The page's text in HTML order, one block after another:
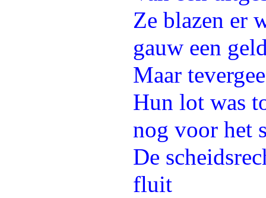
Ze blazen er
gauw een
Maar
Hun lot was
nog voor het
De
fluit